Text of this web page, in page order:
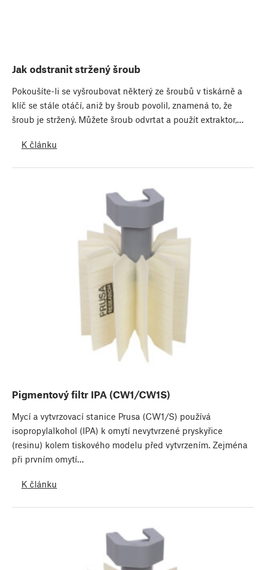
Jak odstranit stržený šroub
Pokoušíte-li se vyšroubovat některý ze šroubů v tiskárně a
klíč se stále otáčí, aniž by šroub povolil, znamená to, že
šroub je stržený. Můžete šroub odvrtat a použít extraktor,…
K článku
Pigmentový filtr IPA (CW1/CW1S)
Mycí a vytvrzovací stanice Prusa (CW1/S) používá
isopropylalkohol (IPA) k omytí nevytvrzené pryskyřice
(resinu) kolem tiskového modelu před vytvrzením. Zejména
při prvním omytí…
K článku